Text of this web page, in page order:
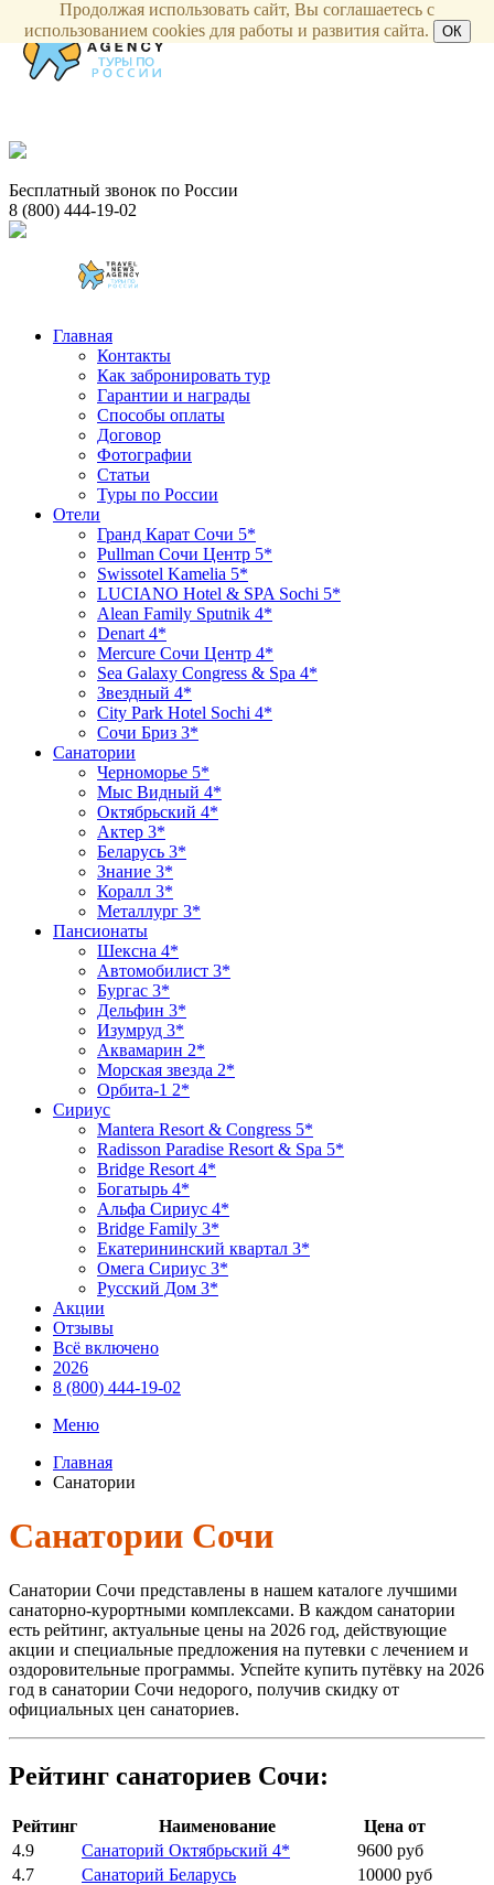
Бесплатный звонок по России
8 (800) 444-19-02
Главная
Контакты
Как забронировать тур
Гарантии и награды
Способы оплаты
Договор
Фотографии
Статьи
Туры по России
Отели
Гранд Карат Сочи 5*
Pullman Сочи Центр 5*
Swissotel Kamelia 5*
LUCIANO Hotel & SPA Sochi 5*
Alean Family Sputnik 4*
Denart 4*
Mercure Сочи Центр 4*
Sea Galaxy Congress & Spa 4*
Звездный 4*
City Park Hotel Sochi 4*
Сочи Бриз 3*
Санатории
Черноморье 5*
Мыс Видный 4*
Октябрьский 4*
Актер 3*
Беларусь 3*
Знание 3*
Коралл 3*
Металлург 3*
Пансионаты
Шексна 4*
Автомобилист 3*
Бургас 3*
Дельфин 3*
Изумруд 3*
Аквамарин 2*
Морская звезда 2*
Орбита-1 2*
Сириус
Mantera Resort & Congress 5*
Radisson Paradise Resort & Spa 5*
Bridge Resort 4*
Богатырь 4*
Альфа Сириус 4*
Bridge Family 3*
Екатерининский квартал 3*
Омега Сириус 3*
Русский Дом 3*
Акции
Отзывы
Всё включено
2026
8 (800) 444-19-02
Меню
Главная
Санатории
Санатории Сочи
Санатории Сочи представлены в нашем каталоге лучшими
санаторно-курортными комплексами. В каждом санатории
есть рейтинг, актуальные цены на 2026 год, действующие
акции и специальные предложения на путевки с лечением и
оздоровительные программы. Успейте купить путёвку на 2026
год в санатории Сочи недорого, получив скидку от
официальных цен санаториев.
Рейтинг санаториев Сочи:
Рейтинг Наименование
Цена от
4.9
Санаторий Октябрьский 4*
9600 руб
4.7
Санаторий Беларусь
10000 руб
Продолжая использовать сайт, Вы соглашаетесь с
использованием cookies для работы и развития сайта.
ОК